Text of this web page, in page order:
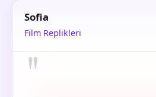
Sofia
Film Replikleri